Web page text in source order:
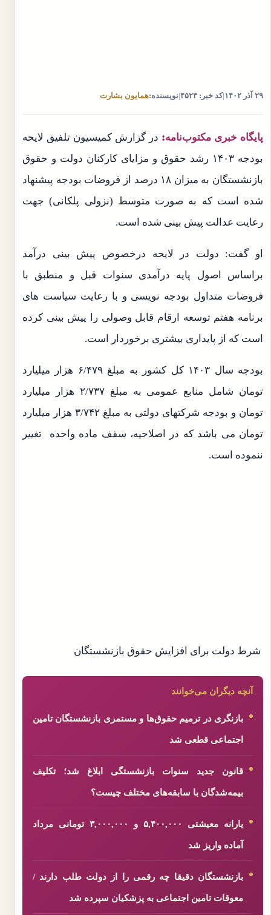
۲۹ آذر ۱۴۰۲ |کد خبر: ۴۵۲۳ نویسنده:همایون بشارت
پایگاه خبری مکتوب‌نامه: در گزارش کمیسیون تلفیق لایحه
بودجه ۱۴۰۳ رشد حقوق و مزایای کارکنان دولت و حقوق
بازنشستگان به میزان ۱۸ درصد از فروضات بودجه پیشنهاد
شده است که به صورت متوسط (نزولی پلکانی) جهت
رعایت عدالت پیش بینی شده است.
او گفت: دولت در لایحه درخصوص پیش بینی درآمد
براساس اصول پایه درآمدی سنوات قبل و منطبق با
فروضات متداول بودجه نویسی و با رعایت سیاست های
برنامه هفتم توسعه ارقام قابل وصولی را پیش بینی کرده
است که از پایداری بیشتری برخوردار است.
بودجه سال ۱۴۰۳ کل کشور به مبلغ ۶/۴۷۹ هزار میلیارد
تومان شامل منابع عمومی به مبلغ ۲/۷۳۷ هزار میلیارد
تومان و بودجه شرکتهای دولتی به مبلغ ۳/۷۴۲ هزار میلیارد
تومان می باشد که در اصلاحیه، سقف ماده واحده تغییر
ننموده است.
شرط دولت برای افزایش حقوق بازنشستگان
آنچه دیگران می‌خوانند
بازنگری در ترمیم حقوق‌ها و مستمری بازنشستگان تامین
اجتماعی قطعی شد
قانون جدید سنوات بازنشستگی ابلاغ شد؛ تکلیف
بیمه‌شدگان با سابقه‌های مختلف چیست؟
یارانه معیشتی ۵,۴۰۰,۰۰۰ و ۳,۰۰۰,۰۰۰ تومانی مرداد
آماده واریز شد
بازنشستگان دقیقا چه رقمی را از دولت طلب دارند /
معوقات تامین اجتماعی به پزشکیان سپرده شد